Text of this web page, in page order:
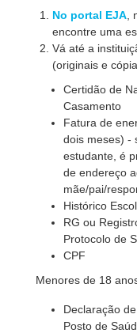
No portal EJA
encontre uma
Vá até a
(originais e
Certidão de
Casamento
Fatura de
dois meses) -
estudante, é
de endereço
mãe/pai/
Histórico
RG ou
Protocolo de
CPF
Menores de 18
Declaração
Posto de